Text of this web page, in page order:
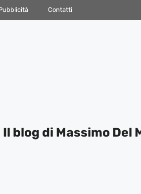
Contatti
blog di Massimo Del